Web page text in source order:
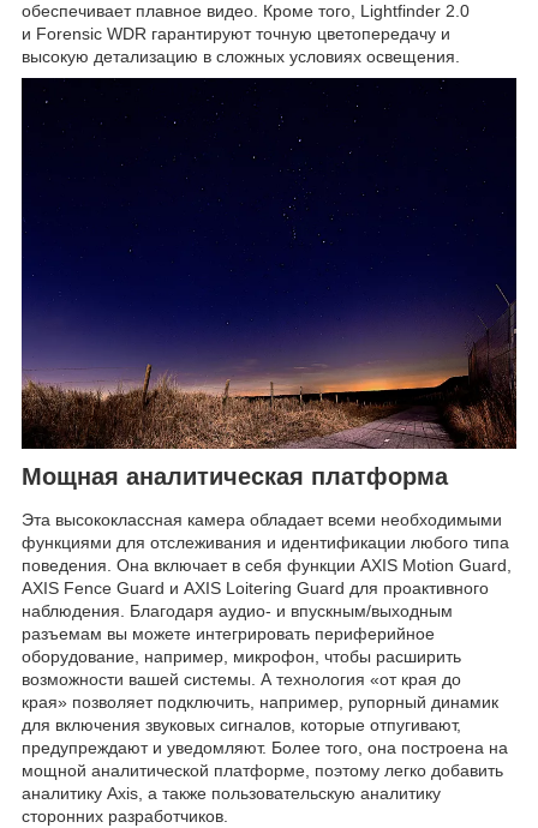
обеспечивает плавное видео. Кроме того, Lightfinder 2.0
и Forensic WDR гарантируют точную цветопередачу и
высокую детализацию в сложных условиях освещения.
Мощная аналитическая платформа
Эта высококлассная камера обладает всеми необходимыми
функциями для отслеживания и идентификации любого типа
поведения. Она включает в себя функции AXIS Motion Guard,
AXIS Fence Guard и AXIS Loitering Guard для проактивного
наблюдения. Благодаря аудио- и впускным/выходным
разъемам вы можете интегрировать периферийное
оборудование, например, микрофон, чтобы расширить
возможности вашей системы. А технология «от края до
края» позволяет подключить, например, рупорный динамик
для включения звуковых сигналов, которые отпугивают,
предупреждают и уведомляют. Более того, она построена на
мощной аналитической платформе, поэтому легко добавить
аналитику Axis, а также пользовательскую аналитику
сторонних разработчиков.